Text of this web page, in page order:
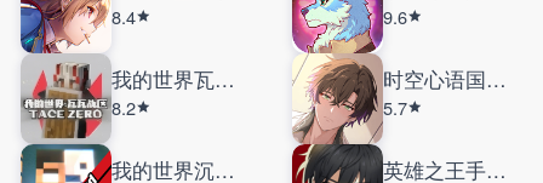
8.4 9.6
我的世界瓦瓦战区
8.2
时空心语国际服
5.7
我的世界沉浸式战斗 英雄之王手机版